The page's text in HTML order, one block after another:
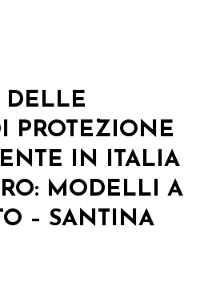
DELLE
PROTEZIONE
IN ITALIA
MODELLI A
– SANTINA